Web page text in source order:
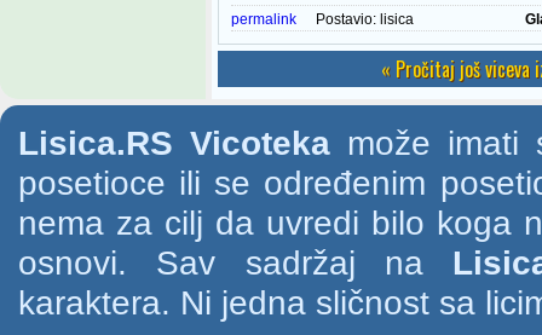
permalink Postavio: lisica
« Pročitaj još viceva
Lisica.RS Vicotekamože imati
posetioce ili se određenim
nema za cilj da uvredi bilo koga
osnovi. Sav sadržaj na
karaktera. Ni jedna sličnost sa